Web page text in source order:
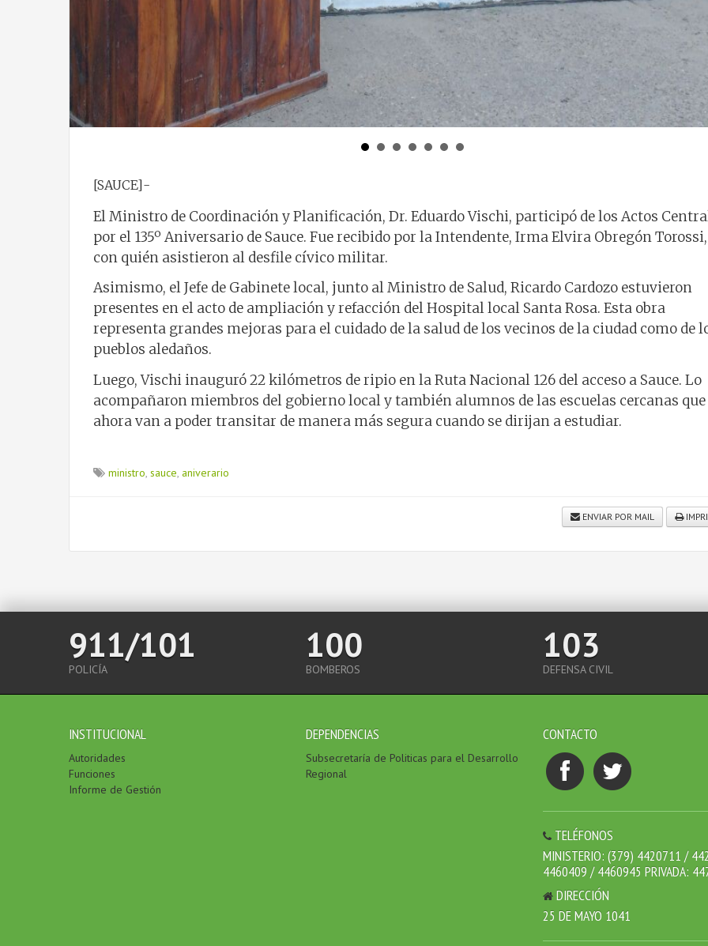
[SAUCE]-
El Ministro de Coordinación y Planificación, Dr. Eduardo Vischi, participó de los Actos
por el 135º Aniversario de Sauce. Fue recibido por la Intendente, Irma Elvira Obregón Torossi,
con quién asistieron al desfile cívico militar.
Asimismo, el Jefe de Gabinete local, junto al Ministro de Salud, Ricardo Cardozo estuvieron
presentes en el acto de ampliación y refacción del Hospital local Santa Rosa. Esta obra
representa grandes mejoras para el cuidado de la salud de los vecinos de la ciudad como de
pueblos aledaños.
Luego, Vischi inauguró 22 kilómetros de ripio en la Ruta Nacional 126 del acceso a Sauce. Lo
acompañaron miembros del gobierno local y también alumnos de las escuelas cercanas que
ahora van a poder transitar de manera más segura cuando se dirijan a estudiar.
ministro, sauce, aniverario
ENVIAR POR MAIL
911/101
POLICÍA
100
BOMBEROS
103
DEFENSA CIVIL
INSTITUCIONAL
Autoridades
Funciones
Informe de Gestión
DEPENDENCIAS
Subsecretaría de Politicas para el Desarrollo
Regional
CONTACTO
TELÉFONOS
MINISTERIO: (379) 4420711 /
4460409 / 4460945 PRIVADA:
DIRECCIÓN
25 DE MAYO 1041